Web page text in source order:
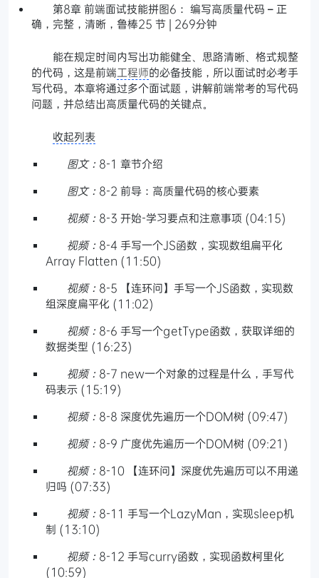
第8章 前端面试技能拼图6： 编写高质量代码 – 正
确，完整，清晰，鲁棒25 节 | 269分钟
能在规定时间内写出功能健全、思路清晰、格式规整
的代码，这是前端工程师的必备技能，所以面试时必考手
写代码。本章将通过多个面试题，讲解前端常考的写代码
问题，并总结出高质量代码的关键点。
收起列表
图文： 8-1 章节介绍
图文： 8-2 前导：高质量代码的核心要素
视频： 8-3 开始-学习要点和注意事项 (04:15)
视频： 8-4 手写一个JS函数，实现数组扁平化
Array Flatten (11:50)
视频： 8-5 【连环问】手写一个JS函数，实现数
组深度扁平化 (11:02)
视频： 8-6 手写一个getType函数，获取详细的
数据类型 (16:23)
视频： 8-7 new一个对象的过程是什么，手写代
码表示 (15:19)
视频： 8-8 深度优先遍历一个DOM树 (09:47)
视频： 8-9 广度优先遍历一个DOM树 (09:21)
视频： 8-10 【连环问】深度优先遍历可以不用递
归吗 (07:33)
视频： 8-11 手写一个LazyMan，实现sleep机
制 (13:10)
视频： 8-12 手写curry函数，实现函数柯里化
(10:59)